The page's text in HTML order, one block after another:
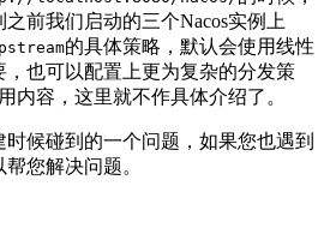
前我们启动的三个Nacos实例上
的具体策略，默认会使用线性
也可以配置上更为复杂的分发策
内容，这里就不作具体介绍了。
候碰到的一个问题，如果您也遇到
您解决问题。